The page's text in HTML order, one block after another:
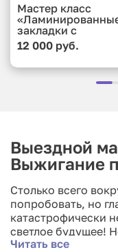
Мастер класс
закладки с
сухоцветами и
коллажами»
12 000 руб.
Выездной
Выжигание
Столько всего
попробовать, но
катастрофически
светлое будущее!
столярному
Читать все